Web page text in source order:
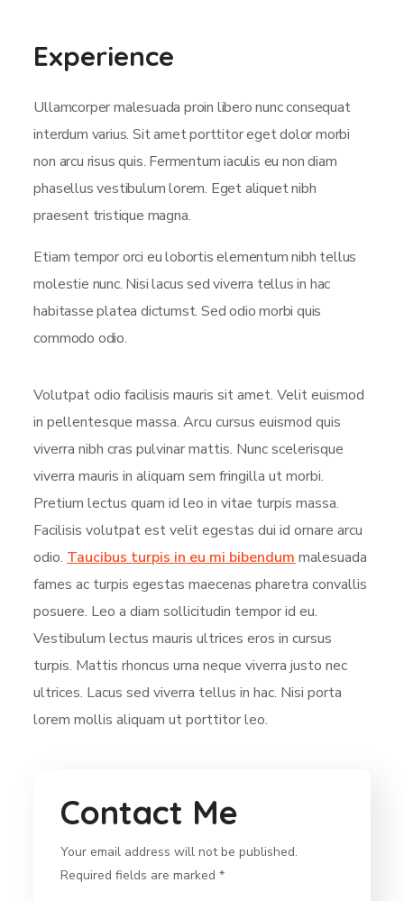
Experience
Ullamcorper malesuada proin libero nunc consequat
interdum varius. Sit amet porttitor eget dolor morbi
non arcu risus quis. Fermentum iaculis eu non diam
phasellus vestibulum lorem. Eget aliquet nibh
praesent tristique magna.
Etiam tempor orci eu lobortis elementum nibh tellus
molestie nunc. Nisi lacus sed viverra tellus in hac
habitasse platea dictumst. Sed odio morbi quis
commodo odio.
Volutpat odio facilisis mauris sit amet. Velit euismod
in pellentesque massa. Arcu cursus euismod quis
viverra nibh cras pulvinar mattis. Nunc scelerisque
viverra mauris in aliquam sem fringilla ut morbi.
Pretium lectus quam id leo in vitae turpis massa.
Facilisis volutpat est velit egestas dui id ornare arcu
odio. Taucibus turpis in eu mi bibendum malesuada
fames ac turpis egestas maecenas pharetra convallis
posuere. Leo a diam sollicitudin tempor id eu.
Vestibulum lectus mauris ultrices eros in cursus
turpis. Mattis rhoncus urna neque viverra justo nec
ultrices. Lacus sed viverra tellus in hac. Nisi porta
lorem mollis aliquam ut porttitor leo.
Contact Me
Your email address will not be published.
Required fields are marked *